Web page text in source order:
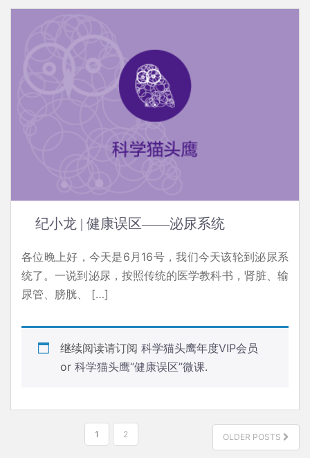
纪小龙 | 健康误区——泌尿系统
各位晚上好，今天是6月16号，我们今天该轮到泌尿系
统了。一说到泌尿，按照传统的医学教科书，肾脏、输
尿管、膀胱、 […]
继续阅读请订阅 科学猫头鹰年度VIP会员
or 科学猫头鹰“健康误区”微课.
1 2 OLDER POSTS